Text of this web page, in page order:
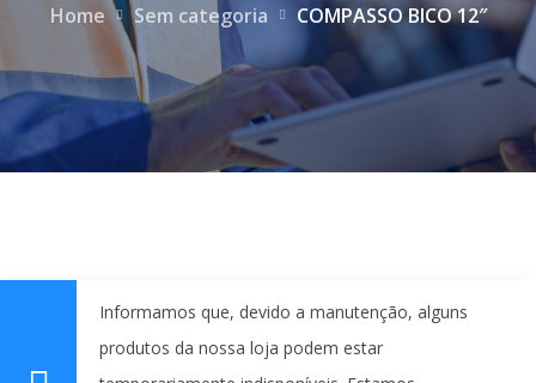
Home Sem categoria COMPASSO BICO 12″
Informamos que, devido a manutenção, alguns
produtos da nossa loja podem estar